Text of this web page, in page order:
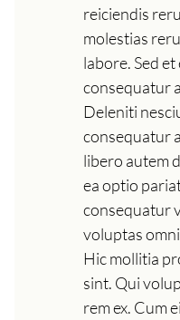
reiciendis
molestias
labore. Sed et
consequatur
Deleniti
consequatur
libero autem
ea optio
consequatur
voluptas
Hic mollitia
sint. Qui
rem ex. Cum